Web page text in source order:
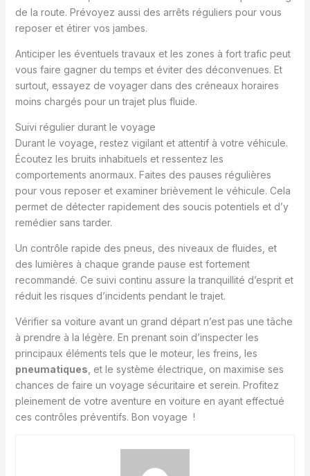
de la route. Prévoyez aussi des arrêts réguliers pour vous
reposer et étirer vos jambes.
Anticiper les éventuels travaux et les zones à fort trafic peut
vous faire gagner du temps et éviter des déconvenues. Et
surtout, essayez de voyager dans des créneaux horaires
moins chargés pour un trajet plus fluide.
Suivi régulier durant le voyage
Durant le voyage, restez vigilant et attentif à votre véhicule.
Écoutez les bruits inhabituels et ressentez les
comportements anormaux. Faites des pauses régulières
pour vous reposer et examiner brièvement le véhicule. Cela
permet de détecter rapidement des soucis potentiels et d’y
remédier sans tarder.
Un contrôle rapide des pneus, des niveaux de fluides, et
des lumières à chaque grande pause est fortement
recommandé. Ce suivi continu assure la tranquillité d’esprit et
réduit les risques d’incidents pendant le trajet.
Vérifier sa voiture avant un grand départ n’est pas une tâche
à prendre à la légère. En prenant soin d’inspecter les
principaux éléments tels que le moteur, les freins, les
pneumatiques , et le système électrique, on maximise ses
chances de faire un voyage sécuritaire et serein. Profitez
pleinement de votre aventure en voiture en ayant effectué
ces contrôles préventifs. Bon voyage !